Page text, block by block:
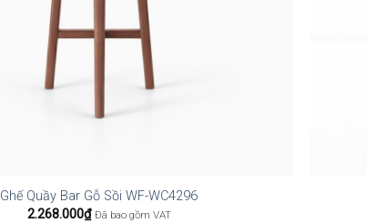
Ghế Quầy Bar Gỗ Sồi WF-WC4296
2.268.000₫ Đã bao gồm VAT